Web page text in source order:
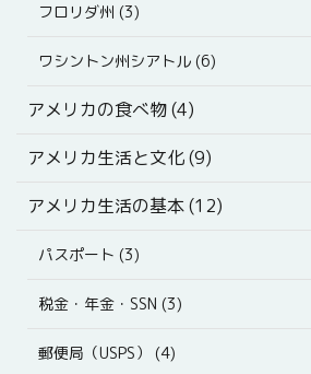
フロリダ州 (3)
ワシントン州シアトル (6)
アメリカの食べ物 (4)
アメリカ生活と文化 (9)
アメリカ生活の基本 (12)
パスポート (3)
税金・年金・SSN (3)
郵便局（USPS） (4)